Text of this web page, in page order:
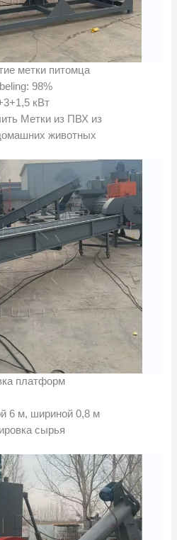
метки питомца
98%
кВт
Метки из ПВХ из
животных
платформ
6 м, шириной 0,8 м
сырья